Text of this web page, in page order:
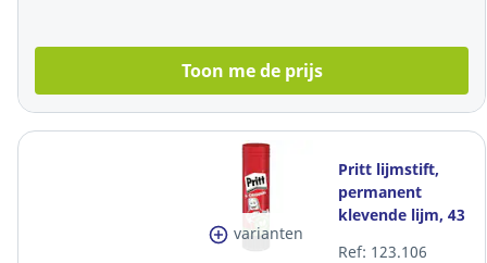
Toon me de prijs
varianten
Pritt lijmstift,
permanent
klevende lijm, 43
Ref: 123.106